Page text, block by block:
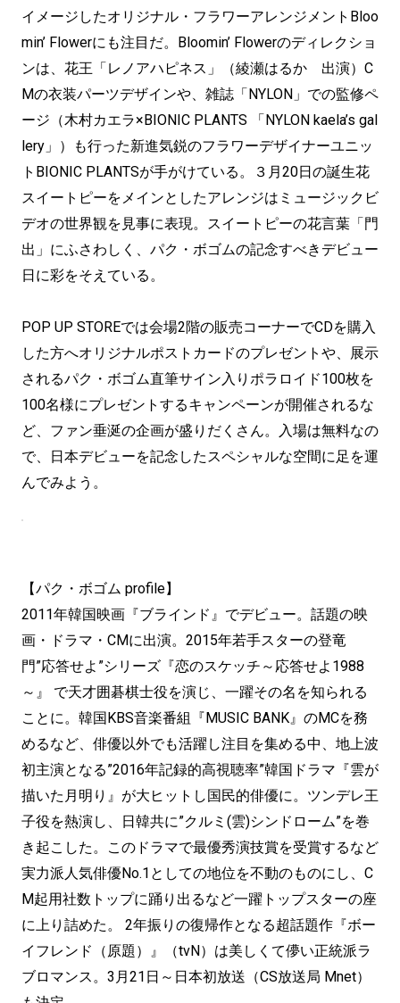
イメージしたオリジナル・フラワーアレンジメントBloo
min’ Flowerにも注目だ。Bloomin’ Flowerのディレクショ
ンは、花王「レノアハピネス」（綾瀬はるか 出演）C
Mの衣装パーツデザインや、雑誌「NYLON」での監修ペ
ージ（木村カエラ×BIONIC PLANTS 「NYLON kaela’s gal
lery」）も行った新進気鋭のフラワーデザイナーユニッ
トBIONIC PLANTSが手がけている。３月20日の誕生花
スイートピーをメインとしたアレンジはミュージックビ
デオの世界観を見事に表現。スイートピーの花言葉「門
出」にふさわしく、パク・ボゴムの記念すべきデビュー
日に彩をそえている。
POP UP STOREでは会場2階の販売コーナーでCDを購入
した方へオリジナルポストカードのプレゼントや、展示
されるパク・ボゴム直筆サイン入りポラロイド100枚を
100名様にプレゼントするキャンペーンが開催されるな
ど、ファン垂涎の企画が盛りだくさん。入場は無料なの
で、日本デビューを記念したスペシャルな空間に足を運
んでみよう。
【パク・ボゴム profile】
2011年韓国映画『ブラインド』でデビュー。話題の映
画・ドラマ・CMに出演。2015年若手スターの登竜
門”応答せよ”シリーズ『恋のスケッチ～応答せよ1988
～』 で天才囲碁棋士役を演じ、一躍その名を知られる
ことに。韓国KBS音楽番組『MUSIC BANK』のMCを務
めるなど、俳優以外でも活躍し注目を集める中、地上波
初主演となる”2016年記録的高視聴率”韓国ドラマ『雲が
描いた月明り』が大ヒットし国民的俳優に。ツンデレ王
子役を熱演し、日韓共に”クルミ(雲)シンドローム”を巻
き起こした。このドラマで最優秀演技賞を受賞するなど
実力派人気俳優No.1としての地位を不動のものにし、C
M起用社数トップに踊り出るなど一躍トップスターの座
に上り詰めた。 2年振りの復帰作となる超話題作『ボー
イフレンド（原題）』（tvN）は美しくて儚い正統派ラ
ブロマンス。3月21日～日本初放送（CS放送局 Mnet）